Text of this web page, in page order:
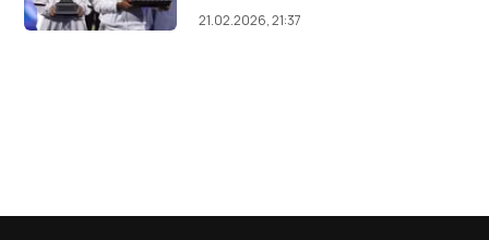
21.02.2026, 21:37